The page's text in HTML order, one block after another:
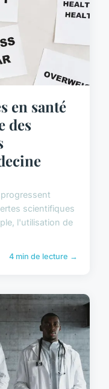
en santé
des
scientifiques
l'utilisation de
4 min de lecture →